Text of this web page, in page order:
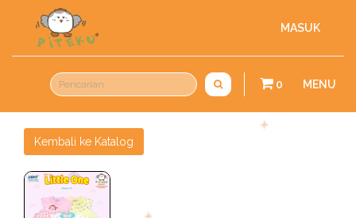
MASUK
MENU
0
Kembali ke Katalog